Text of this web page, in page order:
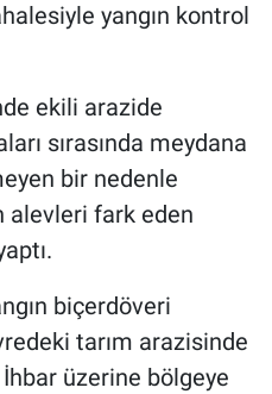
yangın kontrol
ekili arazide
sırasında meydana
bir nedenle
alevleri fark eden
biçerdöveri
tarım arazisinde
üzerine bölgeye